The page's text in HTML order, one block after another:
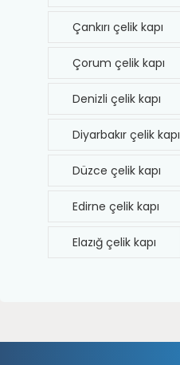
Çankırı çelik kapı
Çorum çelik kapı
Denizli çelik kapı
Diyarbakır çelik kapı
Düzce çelik kapı
Edirne çelik kapı
Elazığ çelik kapı